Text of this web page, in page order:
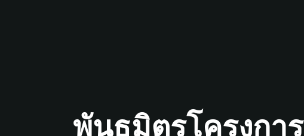
พันธมิตรโครงการ